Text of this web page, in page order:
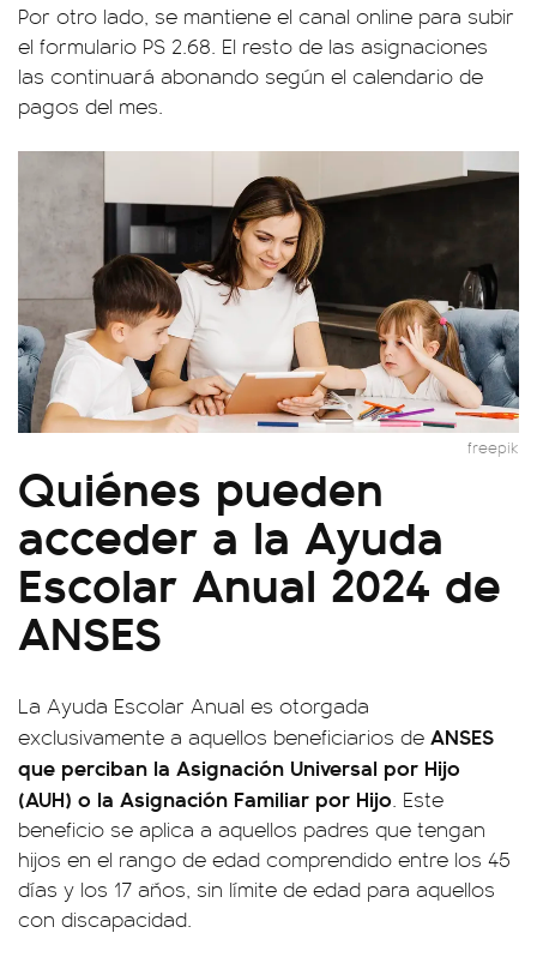
Por otro lado, se mantiene el canal online para subir
el formulario PS 2.68. El resto de las asignaciones
las continuará abonando según el calendario de
pagos del mes.
freepik
Quiénes pueden
acceder a la Ayuda
Escolar Anual 2024 de
ANSES
La Ayuda Escolar Anual es otorgada
exclusivamente a aquellos beneficiarios de ANSES
que perciban la Asignación Universal por Hijo
(AUH) o la Asignación Familiar por Hijo. Este
beneficio se aplica a aquellos padres que tengan
hijos en el rango de edad comprendido entre los 45
días y los 17 años, sin límite de edad para aquellos
con discapacidad.